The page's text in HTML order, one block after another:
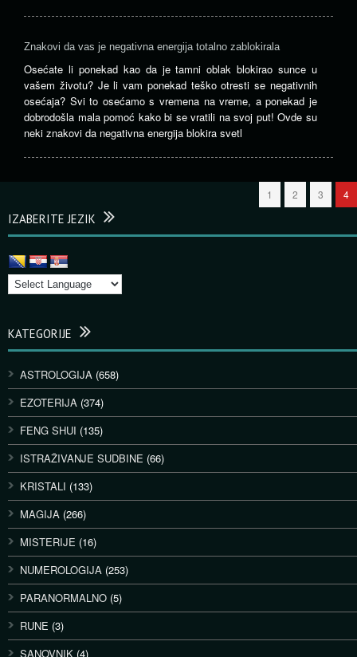
Znakovi da vas je negativna energija totalno zablokirala
Osećate li ponekad kao da je tamni oblak blokirao sunce u
vašem životu? Je li vam ponekad teško otresti se negativnih
osećaja? Svi to osećamo s vremena na vreme, a ponekad je
dobrodošla mala pomoć kako bi se vratili na svoj put! Ovde su
neki znakovi da negativna energija blokira svetl
1 2 3 4
IZABERITE JEZIK
KATEGORIJE
ASTROLOGIJA (658)
EZOTERIJA (374)
FENG SHUI (135)
ISTRAŽIVANJE SUDBINE (66)
KRISTALI (133)
MAGIJA (266)
MISTERIJE (16)
NUMEROLOGIJA (253)
PARANORMALNO (5)
RUNE (3)
SANOVNIK (4)